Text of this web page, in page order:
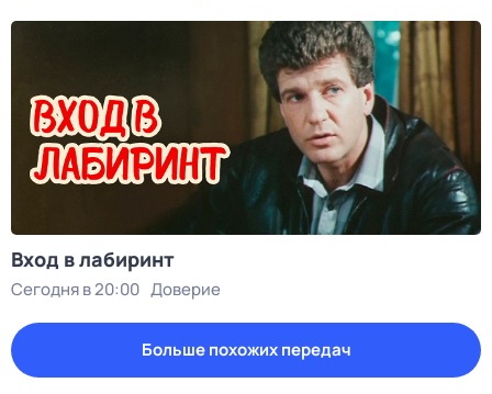
Вход в лабиринт
Сегодня в 20:00 Доверие
Больше похожих передач